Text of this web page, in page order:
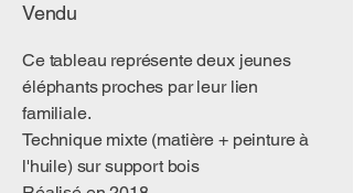
Vendu
Ce tableau représente deux jeunes
éléphants proches par leur lien
familiale.
Technique mixte (matière + peinture à
l'huile) sur support bois